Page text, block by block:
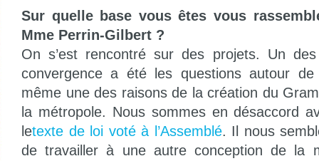
Sur quelle base vous êtes vous
Mme Perrin-Gilbert ?
On s’est rencontré sur des projets. Un
convergence a été les questions autour de
même une des raisons de la création du
la métropole. Nous sommes en désaccord
letexte de loi voté à l’Assemblé. Il nous
de travailler à une autre conception de la